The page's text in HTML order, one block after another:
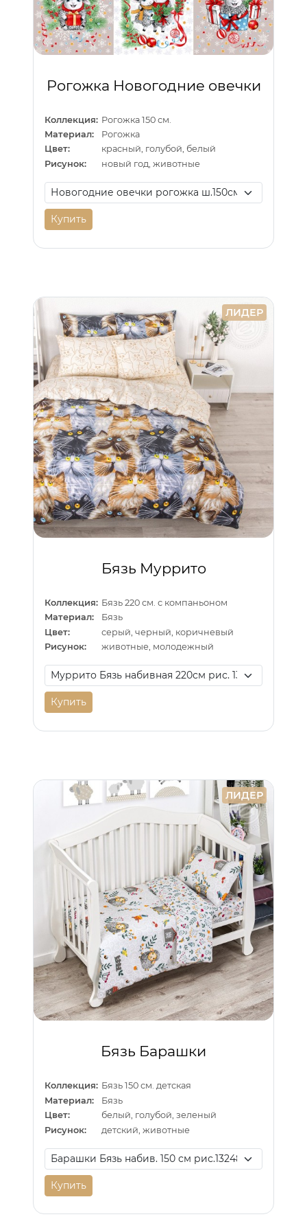
Рогожка Новогодние овечки
Коллекция: Рогожка 150 см.
Материал:
Рогожка
Цвет:
красный, голубой, белый
Рисунок:
новый год, животные
Купить
ЛИДЕР
Бязь Муррито
Коллекция: Бязь 220 см. с компаньоном
Материал:
Бязь
Цвет:
серый, черный, коричневый
Рисунок:
животные, молодежный
Купить
ЛИДЕР
Бязь Барашки
Коллекция: Бязь 150 см. детская
Материал:
Бязь
Цвет:
белый, голубой, зеленый
Рисунок:
детский, животные
Купить